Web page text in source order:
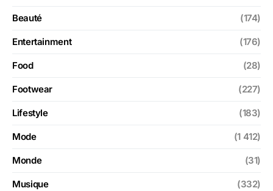
Beauté (174)
Entertainment (176)
Food (28)
Footwear (227)
Lifestyle (183)
Mode (1 412)
Monde (31)
Musique (332)